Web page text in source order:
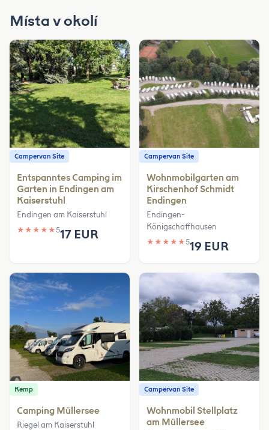
Místa v okolí
Campervan Site
Entspanntes Camping im
Garten in Endingen am
Kaiserstuhl
Endingen am Kaiserstuhl
★ ★ ★ ★ ★517 EUR
Campervan Site
Wohnmobilgarten am
Kirschenhof Schmidt
Endingen
Endingen-
Königschaffhausen
★ ★ ★ ★ ★519 EUR
Kemp
Camping Müllersee
Riegel am Kaiserstuhl
Campervan Site
Wohnmobil Stellplatz
am Müllersee